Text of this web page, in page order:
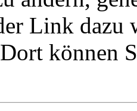
Link dazu
können